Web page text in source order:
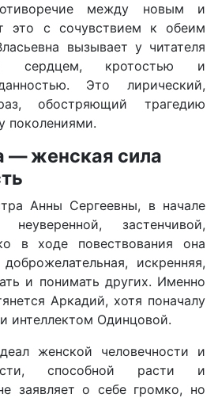
между новым и
это с сочувствием к обеим
вызывает у читателя
сердцем, кротостью и
Это лирический,
обостряющий трагедию
поколениями.
— женская сила
Анны Сергеевны, в начале
застенчивой,
в ходе повествования она
искренняя,
и понимать других. Именно
Аркадий, хотя поначалу
интеллектом Одинцовой.
женской человечности и
способной расти и
заявляет о себе громко, но